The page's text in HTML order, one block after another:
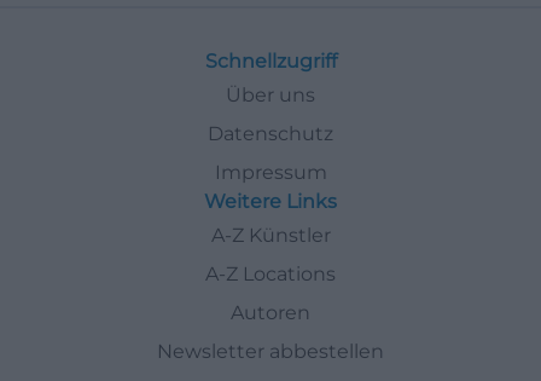
Schnellzugriff
Über uns
Datenschutz
Impressum
Weitere Links
A-Z Künstler
A-Z Locations
Autoren
Newsletter abbestellen